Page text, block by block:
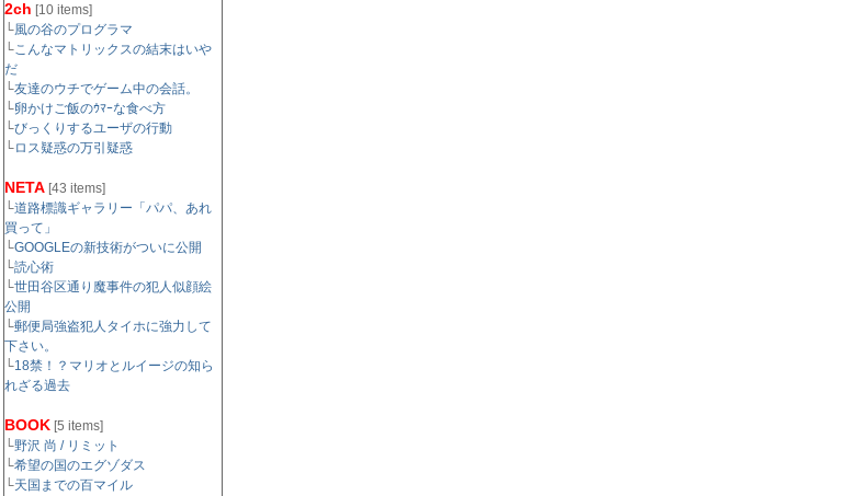
2ch [10 items]
└風の谷のプログラマ
└こんなマトリックスの結末はいや
だ
└友達のウチでゲーム中の会話。
└卵かけご飯のｳﾏｰな食べ方
└びっくりするユーザの行動
└ロス疑惑の万引疑惑
NETA [43 items]
└道路標識ギャラリー「パパ、あれ
買って」
└GOOGLEの新技術がついに公開
└読心術
└世田谷区通り魔事件の犯人似顔絵
公開
└郵便局強盗犯人タイホに強力して
下さい。
└18禁！？マリオとルイージの知ら
れざる過去
BOOK [5 items]
└野沢 尚 / リミット
└希望の国のエグゾダス
└天国までの百マイル